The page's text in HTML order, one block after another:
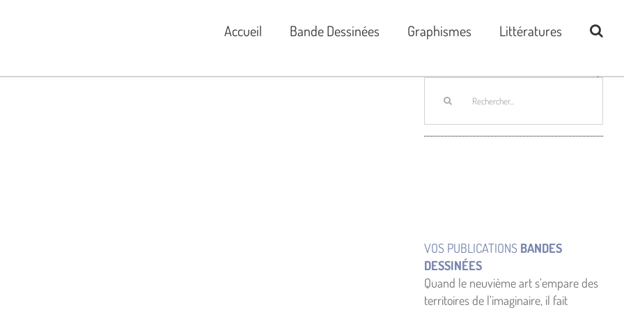
Accueil Bande Dessinées Graphismes Littératures
VOS PUBLICATIONS BANDES
DESSINÉES
Quand le neuvième art s’empare des
territoires de l’imaginaire, il fait